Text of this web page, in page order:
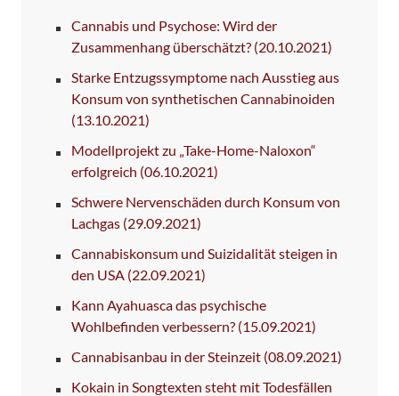
Cannabis und Psychose: Wird der
Zusammenhang überschätzt? (20.10.2021)
Starke Entzugssymptome nach Ausstieg aus
Konsum von synthetischen Cannabinoiden
(13.10.2021)
Modellprojekt zu „Take-Home-Naloxon“
erfolgreich (06.10.2021)
Schwere Nervenschäden durch Konsum von
Lachgas (29.09.2021)
Cannabiskonsum und Suizidalität steigen in
den USA (22.09.2021)
Kann Ayahuasca das psychische
Wohlbefinden verbessern? (15.09.2021)
Cannabisanbau in der Steinzeit (08.09.2021)
Kokain in Songtexten steht mit Todesfällen